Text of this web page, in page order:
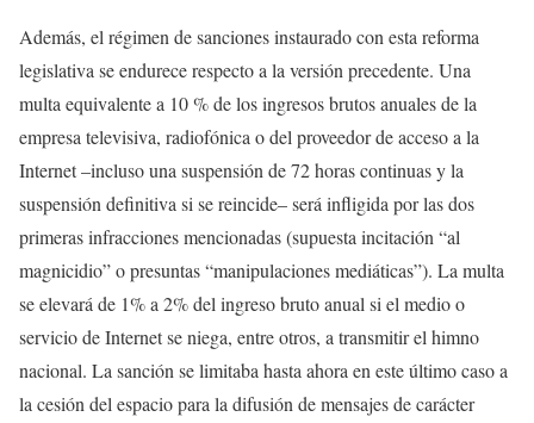
Además, el régimen de sanciones instaurado con esta reforma
legislativa se endurece respecto a la versión precedente. Una
multa equivalente a 10 % de los ingresos brutos anuales de la
empresa televisiva, radiofónica o del proveedor de acceso a la
Internet –incluso una suspensión de 72 horas continuas y la
suspensión definitiva si se reincide– será infligida por las dos
primeras infracciones mencionadas (supuesta incitación “al
magnicidio” o presuntas “manipulaciones mediáticas”). La multa
se elevará de 1% a 2% del ingreso bruto anual si el medio o
servicio de Internet se niega, entre otros, a transmitir el himno
nacional. La sanción se limitaba hasta ahora en este último caso a
la cesión del espacio para la difusión de mensajes de carácter